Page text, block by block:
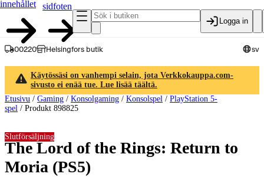
innehållet
sidfoten
Logga in
00220 Helsingfors butik sv
Käytössäsi on vanhempi selain, jota Verkkokauppa.com-
sivusto ei enää tue. Lue lisää täältä.
Etusivu / Gaming / Konsolgaming / Konsolspel / PlayStation 5-
spel / Produkt 898825
The Lord of the Rings: Return to
Moria (PS5)
Slutförsäljning